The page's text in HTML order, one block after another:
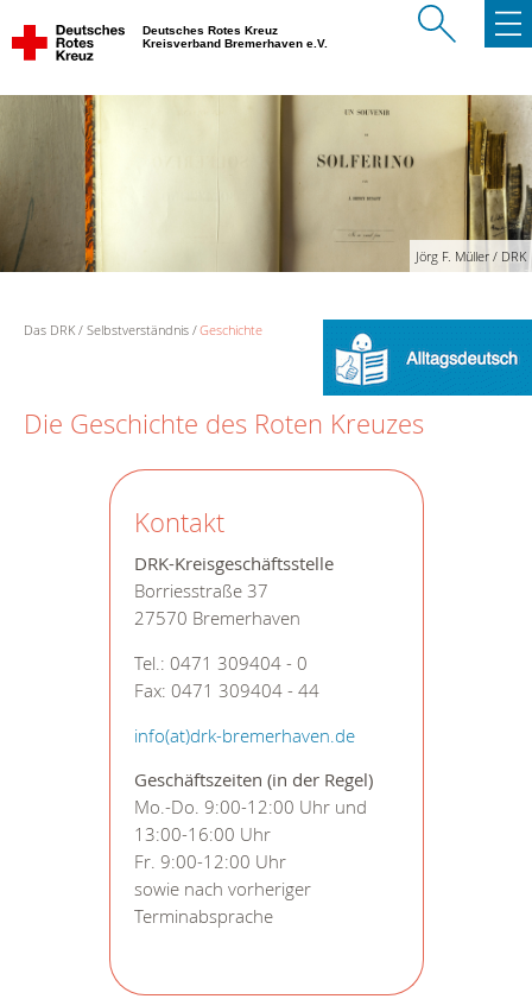
Deutsches Rotes Kreuz
Kreisverband Bremerhaven e.V.
Jörg F. Müller / DRK
Das DRK Selbstverständnis Geschichte
Die Geschichte des Roten Kreuzes
Kontakt
DRK-Kreisgeschäftsstelle
Borriesstraße 37
27570 Bremerhaven
Tel.: 0471 309404 - 0
Fax: 0471 309404 - 44
info(at)drk-bremerhaven.de
Geschäftszeiten (in der Regel)
Mo.-Do. 9:00-12:00 Uhr und
13:00-16:00 Uhr
Fr. 9:00-12:00 Uhr
sowie nach vorheriger
Terminabsprache